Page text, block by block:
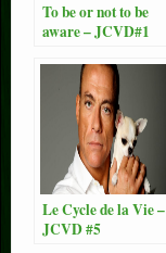
To be or not to be
aware – JCVD#1
Le Cycle de la Vie –
JCVD #5